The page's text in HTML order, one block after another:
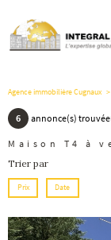
Agence immobilière Cugnaux
6 annonce(s)
Maison T4 à
Trier par
Prix Date